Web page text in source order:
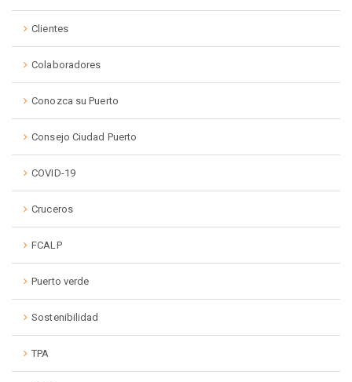
Clientes
Colaboradores
Conozca su Puerto
Consejo Ciudad Puerto
COVID-19
Cruceros
FCALP
Puerto verde
Sostenibilidad
TPA